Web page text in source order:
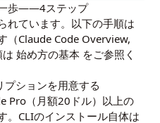
歩——4ステップ
れています。以下の手順は
（Claude Code Overview,
は始め方の基本 をご参照く
ションを用意する
Pro（月額20ドル）以上の
。CLIのインストール自体は